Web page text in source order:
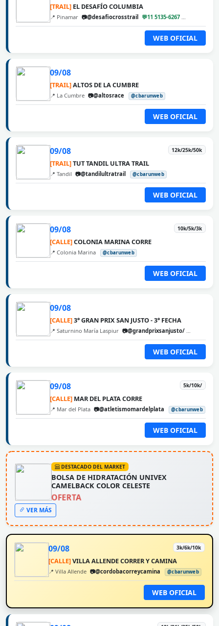
[TRAIL] EL DESAFÍO COLUMBIA
📍 Pinamar 📷@desafiocrosstrail 💬11 5135-6267
WEB OFICIAL
09/08
[TRAIL]ALTOS DE LA CUMBRE
📍 La Cumbre 📷@altosrace @cbarunweb
WEB OFICIAL
09/08 12k/25k/50k
[TRAIL]TUT TANDIL ULTRA TRAIL
📍 Tandil 📷@tandilultratrail @cbarunweb
WEB OFICIAL
09/08 10k/5k/3k
[CALLE]COLONIA MARINA CORRE
📍 Colonia Marina @cbarunweb
WEB OFICIAL
09/08
[CALLE]3° GRAN PRIX SAN JUSTO - 3° FECHA
📍 Saturnino María Laspiur 📷@grandprixsanjusto/
WEB OFICIAL
09/08 5k/10k/
[CALLE] MAR DEL PLATA CORRE
📍 Mar del Plata 📷@atletismomardelplata @cbarunweb
WEB OFICIAL
DESTACADO DEL MARKET
BOLSA DE HIDRATACIÓN UNIVEX
CAMELBACK COLOR CELESTE
OFERTA
VER MÁS
09/08 3k/6k/10k
[CALLE]VILLA ALLENDE CORRER Y CAMINA
📍 Villa Allende 📷@cordobacorreycamina @cbarunweb
WEB OFICIAL